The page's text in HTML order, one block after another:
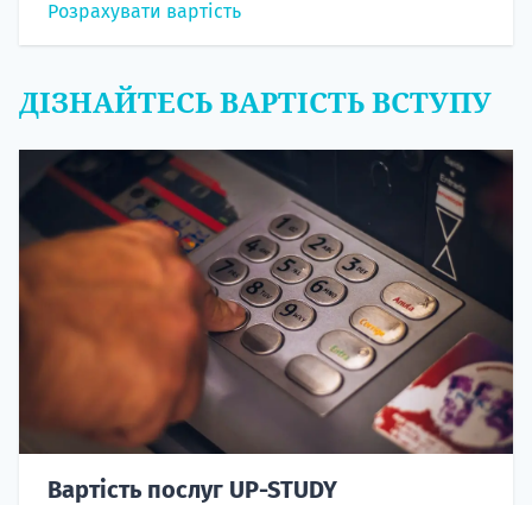
Розрахувати вартість
ДІЗНАЙТЕСЬ ВАРТІСТЬ ВСТУПУ
Вартість послуг UP-STUDY